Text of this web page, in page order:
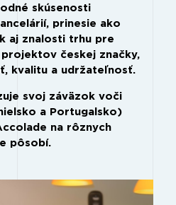
skúsenosti
prinesie ako
aj znalosti trhu pre
českej značky,
kvalitu a udržateľnosť.
svoj záväzok voči
a Portugalsko)
na rôznych
pôsobí.